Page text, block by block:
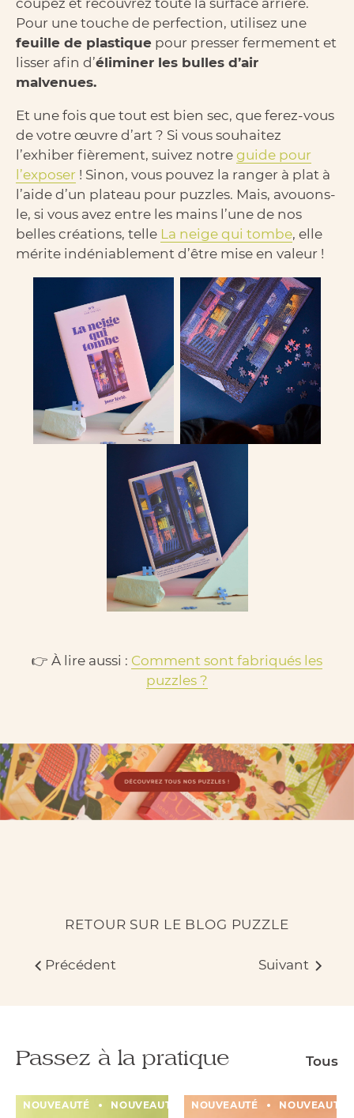
Pour une touche de perfection, utilisez une
feuille de plastique pour presser fermement et
lisser afin d’éliminer les bulles d’air
malvenues.
Et une fois que tout est bien sec, que ferez-vous
de votre œuvre d’art ? Si vous souhaitez
l’exhiber fièrement, suivez notre guide pour
l’exposer ! Sinon, vous pouvez la ranger à plat à
l’aide d’un plateau pour puzzles. Mais, avouons-
le, si vous avez entre les mains l’une de nos
belles créations, telle La neige qui tombe, elle
mérite indéniablement d’être mise en valeur !
👉 À lire aussi : Comment sont fabriqués les
puzzles ?
RETOUR SUR LE BLOG PUZZLE
Précédent Suivant
Passez à la pratique Tous
NOUVEAUTÉ NOUVEAUTÉ NOUVEAUTÉ NOUVEAUTÉ
NOUVEAUTÉ NOUVEAUTÉ